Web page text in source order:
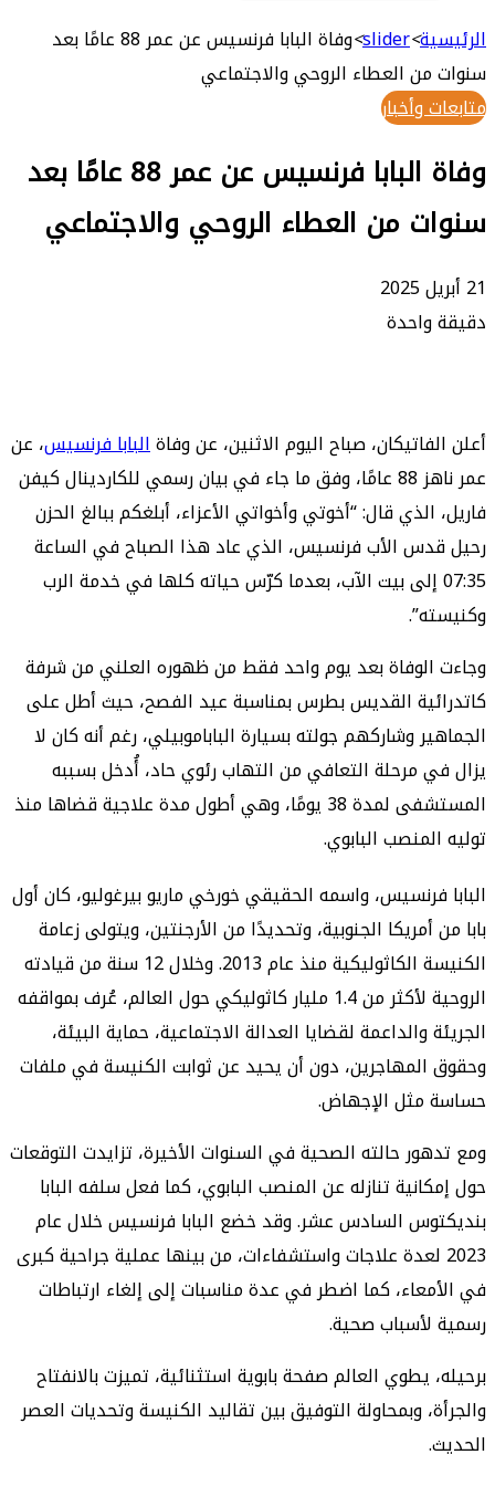
>
slider
>
وفاة البابا فرنسيس عن عمر 88 عامًا بعد
العطاء الروحي والاجتماعي
وفاة البابا فرنسيس عن عمر 88 عامًا بعد
من العطاء الروحي والاجتماعي
صباح اليوم الاثنين، عن وفاةالبابا فرنسيس، عن
عمر ناهز 88 عامًا، وفق ما جاء في بيان رسمي للكاردينال كيفن
قال: “أخوتي وأخواتي الأعزاء، أبلغكم ببالغ الحزن
الأب فرنسيس، الذي عاد هذا الصباح في الساعة
إلى بيت الآب، بعدما كرّس حياته كلها في خدمة الرب
بعد يوم واحد فقط من ظهوره العلني من شرفة
القديس بطرس بمناسبة عيد الفصح، حيث أطل على
وشاركهم جولته بسيارة الباباموبيلي، رغم أنه كان لا
مرحلة التعافي من التهاب رئوي حاد، أُدخل بسببه
المستشفى لمدة 38 يومًا، وهي أطول مدة علاجية قضاها منذ
البابوي.
واسمه الحقيقي خورخي ماريو بيرغوليو، كان أول
الجنوبية، وتحديدًا من الأرجنتين، ويتولى زعامة
الكنيسة الكاثوليكية منذ عام 2013. وخلال 12 سنة من قيادته
الروحية لأكثر من 1.4 مليار كاثوليكي حول العالم، عُرف بمواقفه
والداعمة لقضايا العدالة الاجتماعية، حماية البيئة،
دون أن يحيد عن ثوابت الكنيسة في ملفات
الإجهاض.
حالته الصحية في السنوات الأخيرة، تزايدت التوقعات
تنازله عن المنصب البابوي، كما فعل سلفه البابا
السادس عشر. وقد خضع البابا فرنسيس خلال عام
لعدة علاجات واستشفاءات، من بينها عملية جراحية كبرى
كما اضطر في عدة مناسبات إلى إلغاء ارتباطات
صحية.
يطوي العالم صفحة بابوية استثنائية، تميزت بالانفتاح
وبمحاولة التوفيق بين تقاليد الكنيسة وتحديات العصر